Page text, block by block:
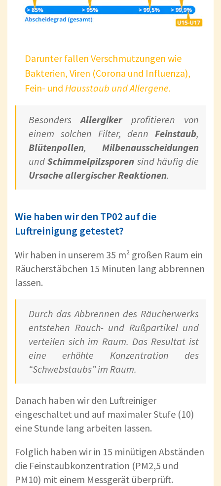
Darunter fallen Verschmutzungen wie
Bakterien, Viren (Corona und Influenza),
Fein- und Hausstaub und Allergene.
BesondersAllergiker profitieren von
einem solchen Filter, denn Feinstaub,
Blütenpollen, Milbenausscheidungen
undSchimmelpilzsporen sind häufig die
Ursache allergischer Reaktionen.
Wie haben wir den TP02 auf die
Luftreinigung getestet?
Wir haben in unserem 35 m² großen Raum ein
Räucherstäbchen 15 Minuten lang abbrennen
lassen.
Durch das Abbrennen des Räucherwerks
entstehen Rauch- und Rußpartikel und
verteilen sich im Raum. Das Resultat ist
eine erhöhte Konzentration des
“Schwebstaubs” im Raum.
Danach haben wir den Luftreiniger
eingeschaltet und auf maximaler Stufe (10)
eine Stunde lang arbeiten lassen.
Folglich haben wir in 15 minütigen Abständen
die Feinstaubkonzentration (PM2,5 und
PM10) mit einem Messgerät überprüft.